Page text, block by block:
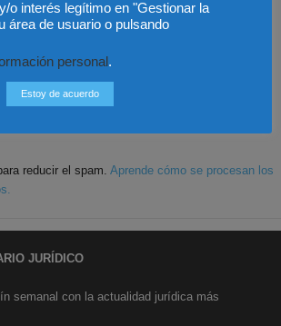
and website in this browser for the next time I
reducir el spam. Aprende cómo se procesan los
JURÍDICO
semanal con la actualidad jurídica más
o interés legítimo en "Gestionar la
área de usuario o pulsando
personal .
Estoy de acuerdo